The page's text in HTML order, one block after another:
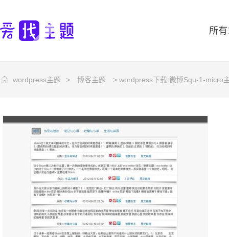
所
wordpress主题 > 博客主题 > wordpress下载:微博Squ-1-micro